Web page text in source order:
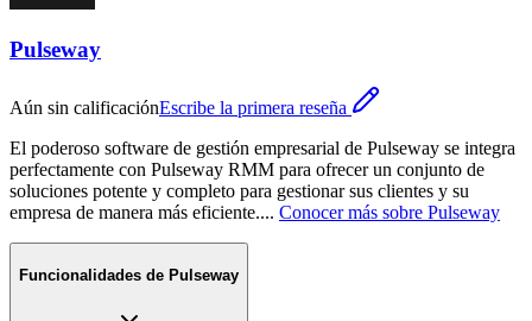
Pulseway
Aún sin calificaciónEscribe la primera reseña
El poderoso software de gestión empresarial de Pulseway se integra
perfectamente con Pulseway RMM para ofrecer un conjunto de
soluciones potente y completo para gestionar sus clientes y su
empresa de manera más eficiente.... Conocer más sobre Pulseway
Funcionalidades de Pulseway